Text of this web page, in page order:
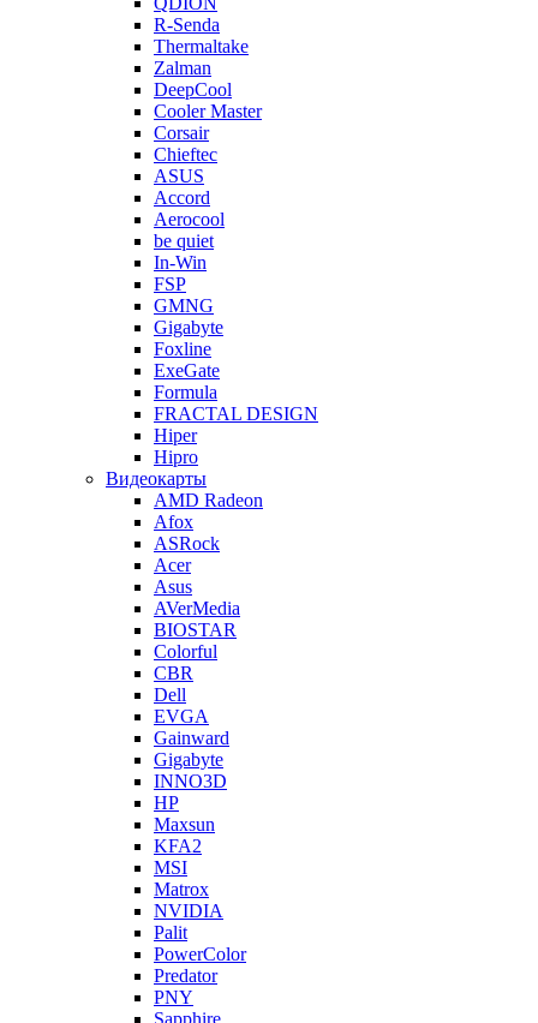
R-Senda
Thermaltake
Zalman
DeepCool
Cooler Master
Corsair
Chieftec
ASUS
Accord
Aerocool
be quiet
In-Win
FSP
GMNG
Gigabyte
Foxline
ExeGate
Formula
FRACTAL DESIGN
Hiper
Hipro
Видеокарты
AMD Radeon
Afox
ASRock
Acer
Asus
AVerMedia
BIOSTAR
Colorful
CBR
Dell
EVGA
Gainward
Gigabyte
INNO3D
HP
Maxsun
KFA2
MSI
Matrox
NVIDIA
Palit
PowerColor
Predator
PNY